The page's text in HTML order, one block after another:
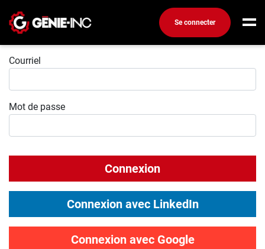
Se connecter
Connexion
Emplois
Ma boîte à outils
Conseils carrière
Métiers
Connexion
Courriel
Mot de passe
Connexion
Connexion avec LinkedIn
Connexion avec Google